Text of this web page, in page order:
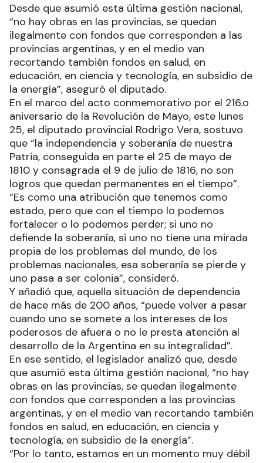
Desde que asumió esta última gestión nacional,
“no hay obras en las provincias, se quedan
ilegalmente con fondos que corresponden a las
provincias argentinas, y en el medio van
recortando también fondos en salud, en
educación, en ciencia y tecnología, en subsidio de
la energía”, aseguró el diputado.
En el marco del acto conmemorativo por el 216.o
aniversario de la Revolución de Mayo, este lunes
25, el diputado provincial Rodrigo Vera, sostuvo
que “la independencia y soberanía de nuestra
Patria, conseguida en parte el 25 de mayo de
1810 y consagrada el 9 de julio de 1816, no son
logros que quedan permanentes en el tiempo”.
“Es como una atribución que tenemos como
estado, pero que con el tiempo lo podemos
fortalecer o lo podemos perder; si uno no
defiende la soberanía, si uno no tiene una mirada
propia de los problemas del mundo, de los
problemas nacionales, esa soberanía se pierde y
uno pasa a ser colonia”, consideró.
Y añadió que, aquella situación de dependencia
de hace más de 200 años, “puede volver a pasar
cuando uno se somete a los intereses de los
poderosos de afuera o no le presta atención al
desarrollo de la Argentina en su integralidad”.
En ese sentido, el legislador analizó que, desde
que asumió esta última gestión nacional, “no hay
obras en las provincias, se quedan ilegalmente
con fondos que corresponden a las provincias
argentinas, y en el medio van recortando también
fondos en salud, en educación, en ciencia y
tecnología, en subsidio de la energía”.
“Por lo tanto, estamos en un momento muy débil